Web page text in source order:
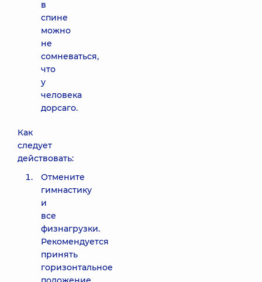
в
спине
можно
не
сомневаться,
что
у
человека
дорсаго.
Как
следует
действовать:
Отмените
гимнастику
и
все
физнагрузки.
Рекомендуется
принять
горизонтальное